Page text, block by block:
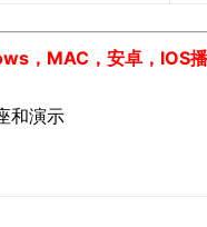
，MAC，安卓，IOS
和演示